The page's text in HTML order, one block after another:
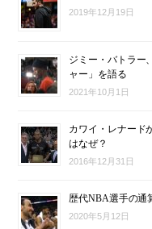
2019年12月19日
ジミー・バトラー
ャー」を語る
2021年10月1日
カワイ・レナード
はなぜ？
2016年12月31日
歴代NBA選手の通
2020年5月12日